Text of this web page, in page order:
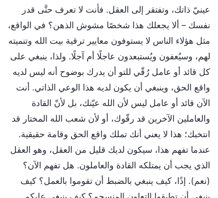
عينيّ ذاتك، وتفتقر إلى العقل. فأنت لا تعرف حتَّى قدر
نفسك – ألا يجعلك هذا شخصًا مشوش الذهن؟ في الواقع،
مثل هؤلاء الناس لا يستوفون معايير ترقية بيت الله وتنميته
لهم، وسيُعفون ويُستبعدون عاجلًا أم آجلًا. ولذا، ينبغي على
كل قائد أو عامل رُقّي للتو أن يدرك بوضوح أنه ليس لديه
واقع الحق، وينبغي أن يكون لديه هذا الوعي الذاتي. أنت
الآن قائد أو عامل ليس لأن الله عيّنك، بل لأنّ القادة
والعاملين الآخرين قد رقّوك، أو لأن شعب الله المختار قد
انتخبك؛ هذا لا يعني أنك تملك واقع الحق وقامة حقيقية.
عندما تفهم هذا، سيكون لديك قليل من العقل، وهو العقل
الذي يجب أن يمتلكه القادة والعاملون. هل تفهم الآن؟
(نعم). إذًا، كيف ينبغي بالضبط أن تقوموا بالعمل؟ كيف